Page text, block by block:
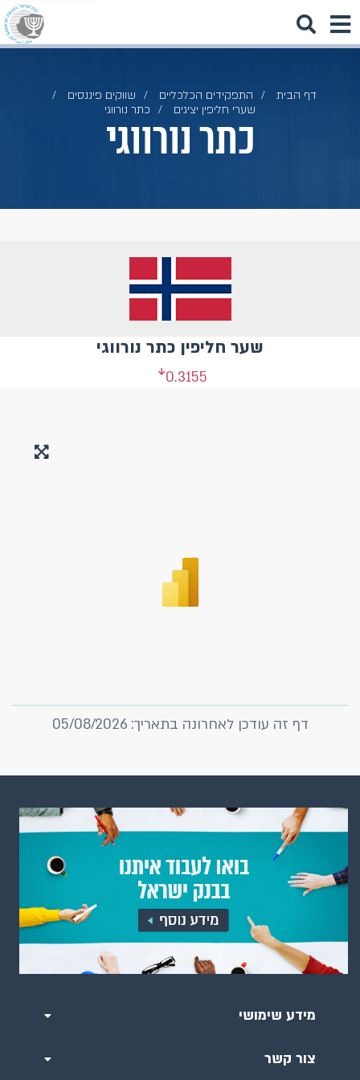
דף הבית התפקידים הכלכליים
שווקים פיננסים
שערי חליפין יציגים
כתר נורווגי
כתר נורווגי
שער חליפין כתר נורווגי
0.3155
דף זה עודכן לאחרונה בתאריך: 05/08/2026
מידע שימושי
צור קשר